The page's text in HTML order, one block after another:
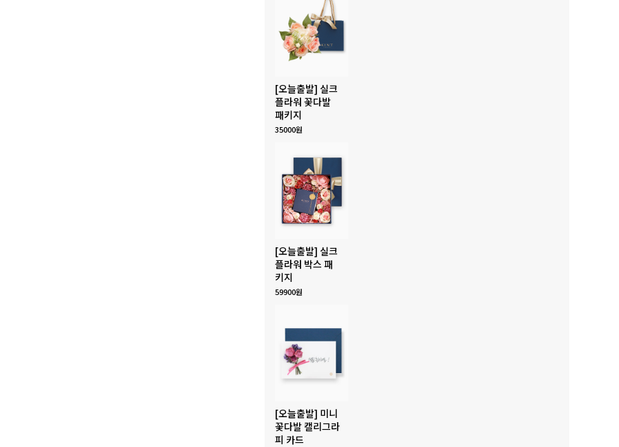
[오늘출발] 실크
플라워 꽃다발
패키지
35000원
[오늘출발] 실크
플라워 박스 패
키지
59900원
[오늘출발] 미니
꽃다발 캘리그라
피 카드